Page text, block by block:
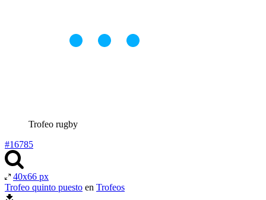
Trofeo rugby
#16785
40x66 px
Trofeo quinto puesto en Trofeos